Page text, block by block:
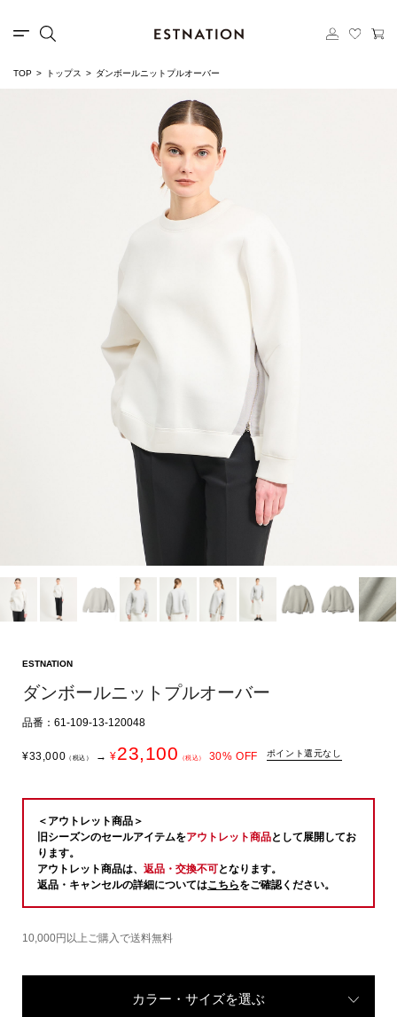
TOP トップス ダンボールニットプルオーバー
ESTNATION
ダンボールニットプルオーバー
品番：61-109-13-120048
¥33,000 （税込） → ¥23,100 （税込） 30% OFF ポイント還元なし
＜アウトレット商品＞
旧シーズンのセールアイテムをアウトレット商品として展開してお
ります。
アウトレット商品は、 返品・交換不可となります。
返品・キャンセルの詳細についてはこちらをご確認ください。
10,000円以上ご購入で送料無料
カラー・サイズを選ぶ